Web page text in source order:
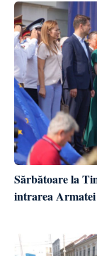
Sărbătoare la
intrarea